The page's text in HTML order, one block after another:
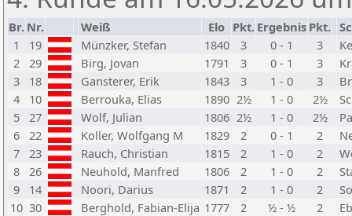
Br. Nr. Weiß Elo Pkt. Ergebnis Pkt.
1
19 Münzker, Stefan 1840 3 0 - 1 3
2
29 Birg, Jovan 1791 3 0 - 1 3
3
18 Gansterer, Erik 1843 3 1 - 0 3
4
10 Berrouka, Elias 1890 2½ 1 - 0 2½
5
27 Wolf, Julian 1806 2½ 1 - 0 2½
6
22 Koller, Wolfgang M 1829 2 0 - 1 2
7
23 Rauch, Christian 1815 2 1 - 0 2
8
26 Neuhold, Manfred 1806 2 1 - 0 2
9
14 Noori, Darius 1871 2 1 - 0 2
10 30 Berghold, Fabian-Elija 1777 2 ½ - ½ 2